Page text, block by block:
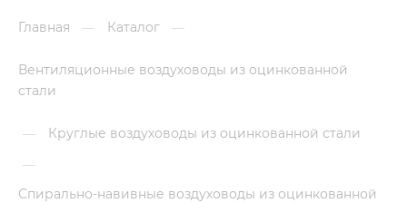
Главная — Каталог —
Вентиляционные воздуховоды из оцинкованной
стали
—
Круглые воздуховоды из оцинкованной стали
—
Спирально-навивные воздуховоды из оцинкованной